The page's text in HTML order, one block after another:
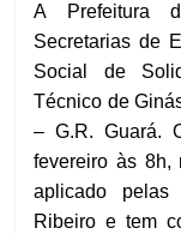
A Prefeitura
Secretarias de
Social de
Técnico de
– G.R. Guará.
fevereiro às 8h,
aplicado
Ribeiro e tem